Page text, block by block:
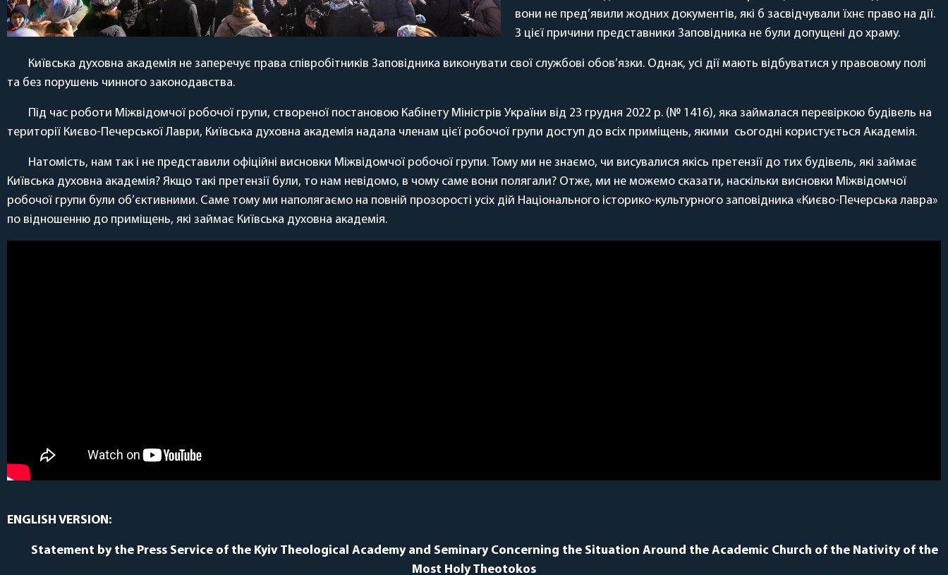
вони не пред’явили жодних документів, які б засвідчували їхнє право на дії.
З цієї причини представники Заповідника не були допущені до храму.
Київська духовна академія не заперечує права співробітників Заповідника виконувати свої службові обов’язки. Однак, усі дії мають відбуватися у правовому полі
та без порушень чинного законодавства.
Під час роботи Міжвідомчої робочої групи, створеної постановою Кабінету Міністрів України від 23 грудня 2022 р. (№ 1416), яка займалася перевіркою будівель на
території Києво-Печерської Лаври, Київська духовна академія надала членам цієї робочої групи доступ до всіх приміщень, якими сьогодні користується Академія.
Натомість, нам так і не представили офіційні висновки Міжвідомчої робочої групи. Тому ми не знаємо, чи висувалися якісь претензії до тих будівель, які займає
Київська духовна академія? Якщо такі претензії були, то нам невідомо, в чому саме вони полягали? Отже, ми не можемо сказати, наскільки висновки Міжвідомчої
робочої групи були об’єктивними. Саме тому ми наполягаємо на повній прозорості усіх дій Національного історико-культурного заповідника «Києво-Печерська лавра»
по відношенню до приміщень, які займає Київська духовна академія.
ENGLISH VERSION:
Statement by the Press Service of the Kyiv Theological Academy and Seminary Concerning the Situation Around the Academic Church of the Nativity of the
Most Holy Theotokos